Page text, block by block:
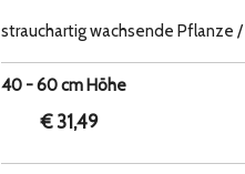
strauchartig wachsende Pflanze /
40 - 60 cm Höhe
€ 31,49